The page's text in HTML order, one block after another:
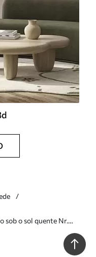
sob o sol quente Nr.